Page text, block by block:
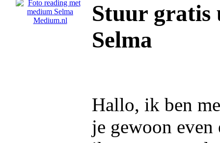
Stuur gratis
Selma
Hallo, ik ben
je gewoon